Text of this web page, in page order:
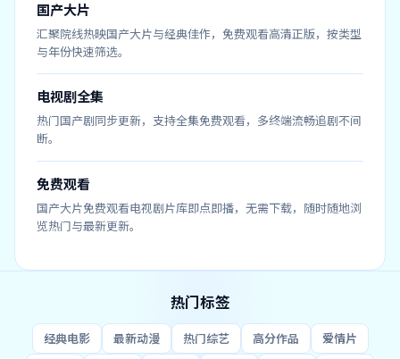
国产大片
汇聚院线热映国产大片与经典佳作，免费观看高清正版，按类型
与年份快速筛选。
电视剧全集
热门国产剧同步更新，支持全集免费观看，多终端流畅追剧不间
断。
免费观看
国产大片免费观看电视剧片库即点即播，无需下载，随时随地浏
览热门与最新更新。
热门标签
经典电影 最新动漫 热门综艺 高分作品 爱情片